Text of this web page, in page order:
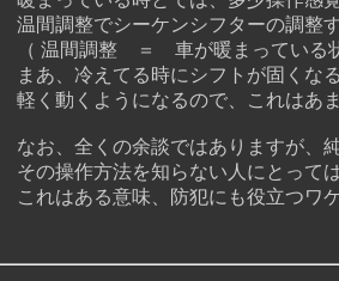
間調整でシーケンシフターの調整す
温間調整 ＝ 車が暖まっている状
あ、冷えてる時にシフトが固くなる
く動くようになるので、これはあ
お、全くの余談ではありますが、純
の操作方法を知らない人にとっては
れはある意味、防犯にも役立つワケ